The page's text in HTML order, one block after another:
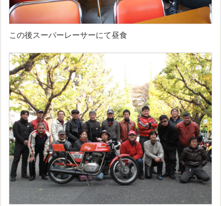
この後スーパーレーサーにて昼食